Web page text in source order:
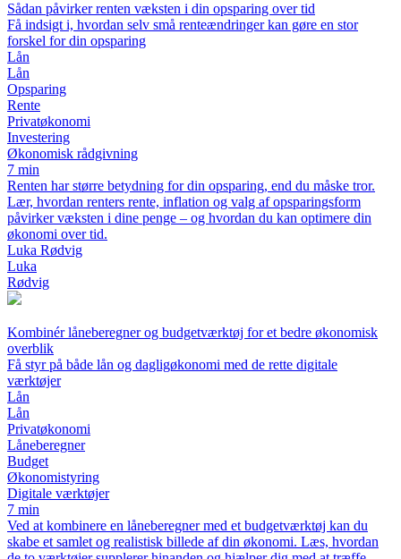
Sådan påvirker renten væksten i din opsparing over tid
Få indsigt i, hvordan selv små renteændringer kan gøre en stor
forskel for din opsparing
Lån
Lån
Opsparing
Rente
Privatøkonomi
Investering
Økonomisk rådgivning
7 min
Renten har større betydning for din opsparing, end du måske tror.
Lær, hvordan renters rente, inflation og valg af opsparingsform
påvirker væksten i dine penge – og hvordan du kan optimere din
økonomi over tid.
Luka Rødvig
Luka
Rødvig
Kombinér låneberegner og budgetværktøj for et bedre økonomisk
overblik
Få styr på både lån og dagligøkonomi med de rette digitale
værktøjer
Lån
Lån
Privatøkonomi
Låneberegner
Budget
Økonomistyring
Digitale værktøjer
7 min
Ved at kombinere en låneberegner med et budgetværktøj kan du
skabe et samlet og realistisk billede af din økonomi. Læs, hvordan